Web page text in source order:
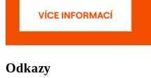
Odkazy